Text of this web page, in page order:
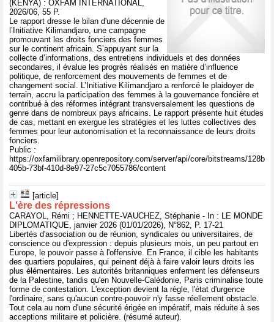
(KENYA) : OXFAM INTERNATIONAL,
2026/06, 55 P.
Le rapport dresse le bilan d'une décennie de
l’Initiative Kilimandjaro, une campagne
promouvant les droits fonciers des femmes
sur le continent africain. S’appuyant sur la
collecte d’informations, des entretiens individuels et des données
secondaires, il évalue les progrès réalisés en matière d’influence
politique, de renforcement des mouvements de femmes et de
changement social. L’Initiative Kilimandjaro a renforcé le plaidoyer de
terrain, accru la participation des femmes à la gouvernance foncière et
contribué à des réformes intégrant transversalement les questions de
genre dans de nombreux pays africains. Le rapport présente huit études
de cas, mettant en exergue les stratégies et les luttes collectives des
femmes pour leur autonomisation et la reconnaissance de leurs droits
fonciers.
Public :
https://oxfamilibrary.openrepository.com/server/api/core/bitstreams/128b
405b-73bf-410d-8e97-27c5c7055786/content
[article]
L'ère des répressions
CARAYOL, Rémi ; HENNETTE-VAUCHEZ, Stéphanie - In : LE MONDE
DIPLOMATIQUE, janvier 2026 (01/01/2026), N°862, P. 17-21
Libertés d'association ou de réunion, syndicales ou universitaires, de
conscience ou d'expression : depuis plusieurs mois, un peu partout en
Europe, le pouvoir passe à l'offensive. En France, il cible les habitants
des quartiers populaires, qui peinent déjà à faire valoir leurs droits les
plus élémentaires. Les autorités britanniques enferment les défenseurs
de la Palestine, tandis qu'en Nouvelle-Calédonie, Paris criminalise toute
forme de contestation. L'exception devient la règle, l'état d'urgence
l'ordinaire, sans qu'aucun contre-pouvoir n'y fasse réellement obstacle.
Tout cela au nom d'une sécurité érigée en impératif, mais réduite à ses
acceptions militaire et policière. (résumé auteur).